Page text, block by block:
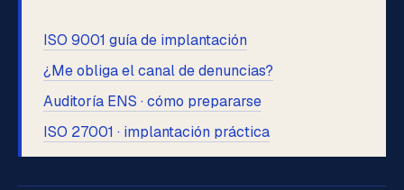
ISO 9001 guía de implantación
¿Me obliga el canal de denuncias?
Auditoría ENS · cómo prepararse
ISO 27001 · implantación práctica